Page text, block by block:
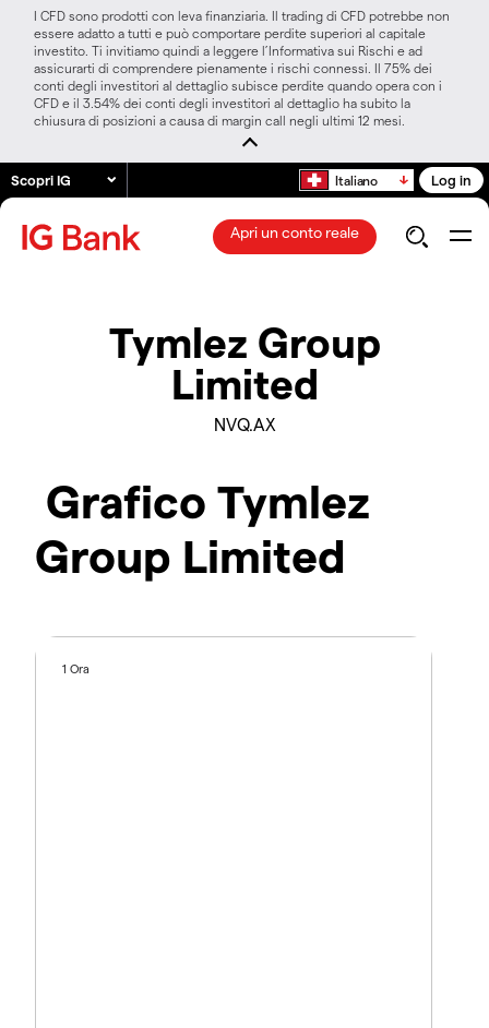
I CFD sono prodotti con leva finanziaria. Il trading di CFD potrebbe non
essere adatto a tutti e può comportare perdite superiori al capitale
investito. Ti invitiamo quindi a leggere l’Informativa sui Rischi e ad
assicurarti di comprendere pienamente i rischi connessi. Il 75% dei
conti degli investitori al dettaglio subisce perdite quando opera con i
CFD e il 3.54% dei conti degli investitori al dettaglio ha subito la
chiusura di posizioni a causa di margin call negli ultimi 12 mesi.
Scopri IG Italiano Log in
Apri un conto reale
Tymlez Group
Limited
NVQ.AX
Grafico Tymlez
Group Limited
1 Ora